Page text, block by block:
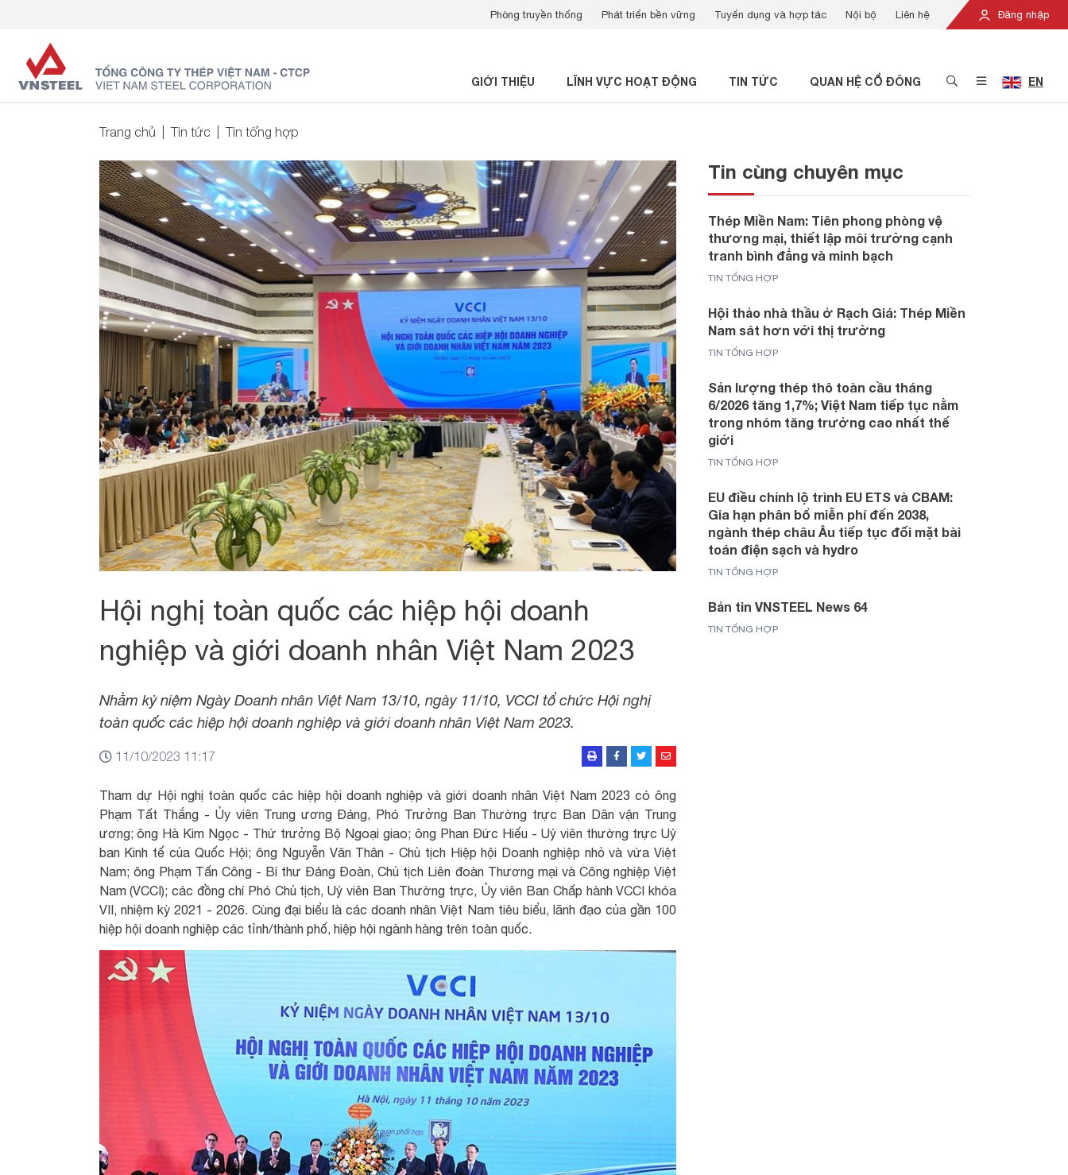
Đăng nhập
Phòng truyền thống Phát triển bền vững Tuyển dụng và hợp tác Nội bộ Liên hệ
GIỚI THIỆU LĨNH VỰC HOẠT ĐỘNG TIN TỨC QUAN HỆ CỔ ĐÔNG EN
Trang chủ Tin tức Tin tổng hợp
Hội nghị toàn quốc các hiệp hội doanh
nghiệp và giới doanh nhân Việt Nam 2023
Nhằm kỷ niệm Ngày Doanh nhân Việt Nam 13/10, ngày 11/10, VCCI tổ chức Hội nghị
toàn quốc các hiệp hội doanh nghiệp và giới doanh nhân Việt Nam 2023.
11/10/2023 11:17
Tham dự Hội nghị toàn quốc các hiệp hội doanh nghiệp và giới doanh nhân Việt Nam 2023 có ông
Phạm Tất Thắng - Ủy viên Trung ương Đảng, Phó Trưởng Ban Thường trực Ban Dân vận Trung
ương; ông Hà Kim Ngọc - Thứ trưởng Bộ Ngoại giao; ông Phan Đức Hiếu - Uỷ viên thường trực Uỷ
ban Kinh tế của Quốc Hội; ông Nguyễn Văn Thân - Chủ tịch Hiệp hội Doanh nghiệp nhỏ và vừa Việt
Nam; ông Phạm Tấn Công - Bí thư Đảng Đoàn, Chủ tịch Liên đoàn Thương mại và Công nghiệp Việt
Nam (VCCI); các đồng chí Phó Chủ tịch, Uỷ viên Ban Thường trực, Ủy viên Ban Chấp hành VCCI khóa
VII, nhiệm kỳ 2021 - 2026. Cùng đại biểu là các doanh nhân Việt Nam tiêu biểu, lãnh đạo của gần 100
hiệp hội doanh nghiệp các tỉnh/thành phố, hiệp hội ngành hàng trên toàn quốc.
Tin cùng chuyên mục
Thép Miền Nam: Tiên phong phòng vệ
thương mại, thiết lập môi trường cạnh
tranh bình đẳng và minh bạch
TIN TỔNG HỢP
Hội thảo nhà thầu ở Rạch Giá: Thép Miền
Nam sát hơn với thị trường
TIN TỔNG HỢP
Sản lượng thép thô toàn cầu tháng
6/2026 tăng 1,7%; Việt Nam tiếp tục nằm
trong nhóm tăng trưởng cao nhất thế
giới
TIN TỔNG HỢP
EU điều chỉnh lộ trình EU ETS và CBAM:
Gia hạn phân bổ miễn phí đến 2038,
ngành thép châu Âu tiếp tục đối mặt bài
toán điện sạch và hydro
TIN TỔNG HỢP
Bản tin VNSTEEL News 64
TIN TỔNG HỢP